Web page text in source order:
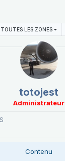
LES ZONES
totojest
Administrateur
Contenu